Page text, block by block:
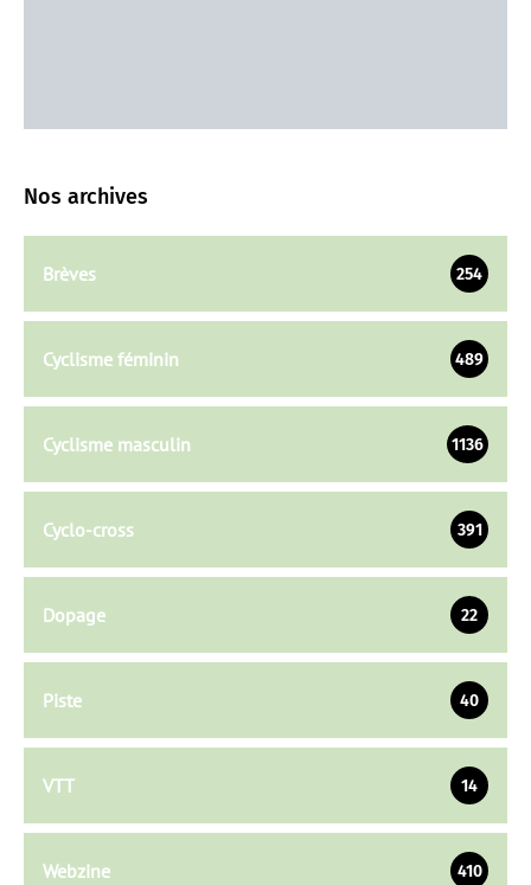
Nos archives
Brèves 254
Cyclisme féminin 489
Cyclisme masculin 1136
Cyclo-cross 391
Dopage 22
Piste 40
VTT 14
Webzine 410